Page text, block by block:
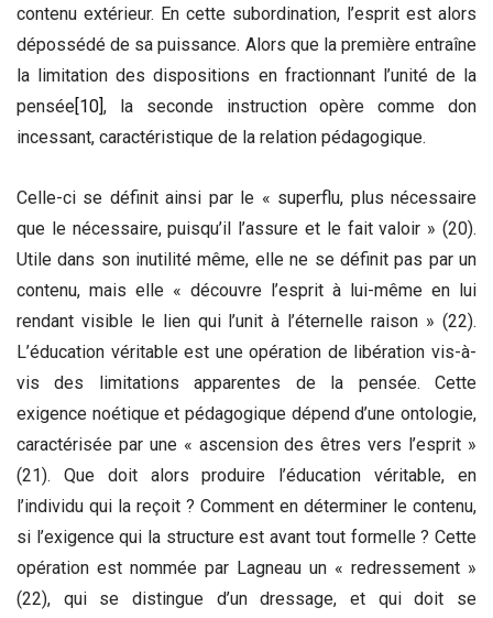
contenu extérieur. En cette subordination, l’esprit est alors
dépossédé de sa puissance. Alors que la première entraîne
la limitation des dispositions en fractionnant l’unité de la
pensée[10], la seconde instruction opère comme don
incessant, caractéristique de la relation pédagogique.
Celle-ci se définit ainsi par le « superflu, plus nécessaire
que le nécessaire, puisqu’il l’assure et le fait valoir » (20).
Utile dans son inutilité même, elle ne se définit pas par un
contenu, mais elle « découvre l’esprit à lui-même en lui
rendant visible le lien qui l’unit à l’éternelle raison » (22).
L’éducation véritable est une opération de libération vis-à-
vis des limitations apparentes de la pensée. Cette
exigence noétique et pédagogique dépend d’une ontologie,
caractérisée par une « ascension des êtres vers l’esprit »
(21). Que doit alors produire l’éducation véritable, en
l’individu qui la reçoit ? Comment en déterminer le contenu,
si l’exigence qui la structure est avant tout formelle ? Cette
opération est nommée par Lagneau un « redressement »
(22), qui se distingue d’un dressage, et qui doit se